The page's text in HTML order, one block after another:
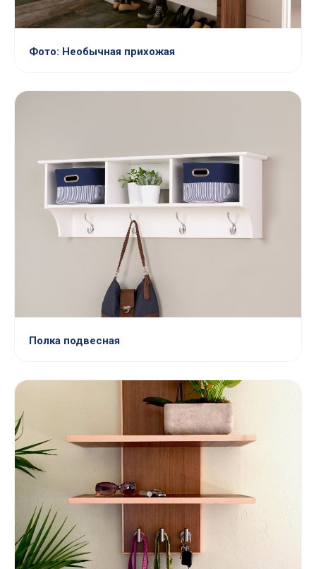
Фото: Необычная прихожая
Полка подвесная